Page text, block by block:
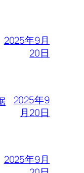
2025年9月
20日
2025年9
月20日
2025年9月